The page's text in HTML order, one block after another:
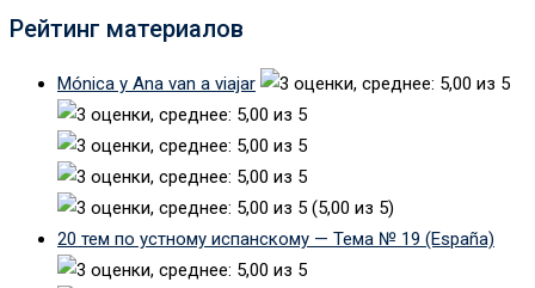
Рейтинг материалов
Mónica y Ana van a viajar
(5,00 из 5)
20 тем по устному испанскому — Тема № 19 (España)